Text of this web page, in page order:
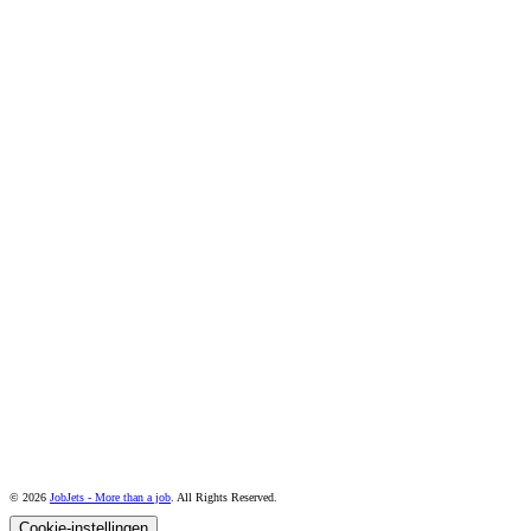
© 2026 JobJets - More than a job . All Rights Reserved.